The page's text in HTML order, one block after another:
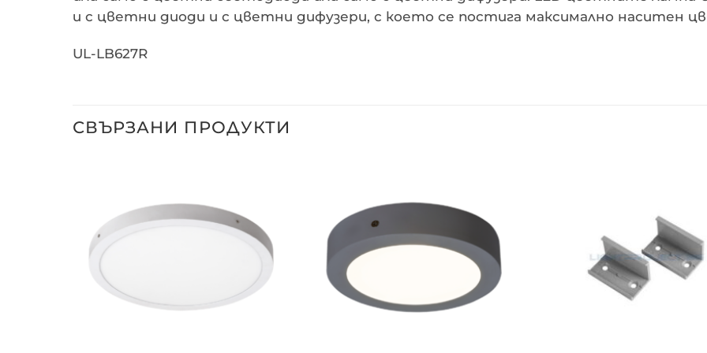
и с цветни диоди и с цветни дифузери, с което се постига максимално наситен
UL-LB627R
СВЪРЗАНИ ПРОДУКТИ